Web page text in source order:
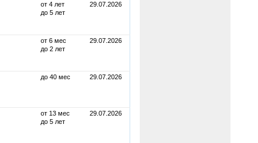
от 4 лет
до 5 лет
29.07.2026
от 6 мес
до 2 лет
29.07.2026
до 40 мес 29.07.2026
от 13 мес
до 5 лет
29.07.2026